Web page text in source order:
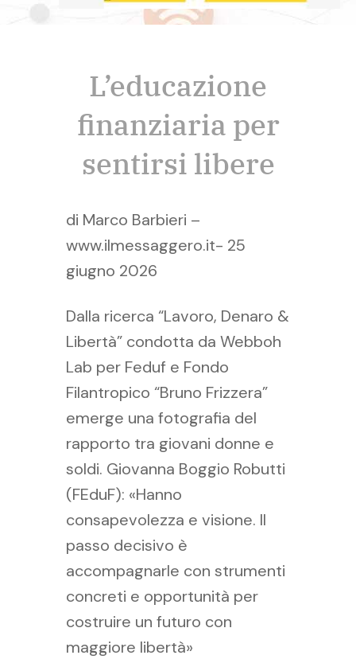
L’educazione
finanziaria per
sentirsi libere
di Marco Barbieri –
www.ilmessaggero.it- 25
giugno 2026
Dalla ricerca “Lavoro, Denaro &
Libertà” condotta da Webboh
Lab per Feduf e Fondo
Filantropico “Bruno Frizzera”
emerge una fotografia del
rapporto tra giovani donne e
soldi. Giovanna Boggio Robutti
(FEduF): «Hanno
consapevolezza e visione. Il
passo decisivo è
accompagnarle con strumenti
concreti e opportunità per
costruire un futuro con
maggiore libertà»